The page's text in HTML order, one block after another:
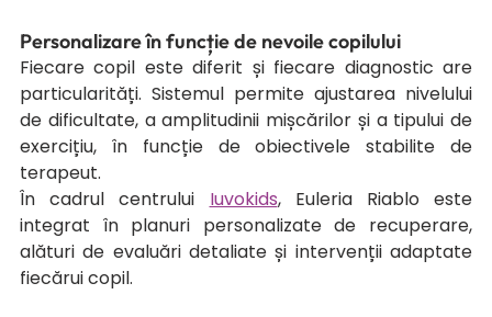
Personalizare în funcție de nevoile copilului
Fiecare copil este diferit și fiecare diagnostic are
particularități. Sistemul permite ajustarea nivelului
de dificultate, a amplitudinii mișcărilor și a tipului de
exercițiu, în funcție de obiectivele stabilite de
terapeut.
În cadrul centrului Iuvokids, Euleria Riablo este
integrat în planuri personalizate de recuperare,
alături de evaluări detaliate și intervenții adaptate
fiecărui copil.